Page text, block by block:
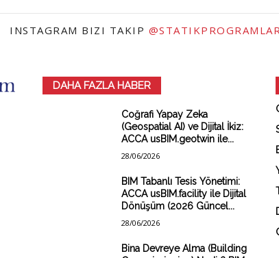
INSTAGRAM BIZI TAKIP
DAHA FAZLA HABER
Coğrafi Yapay Zeka
(Geospatial AI) ve Dijital İkiz:
ACCA usBIM.geotwin ile...
28/06/2026
BIM Tabanlı Tesis Yönetimi:
ACCA usBIM.facility ile Dijital
Dönüşüm (2026 Güncel...
28/06/2026
Bina Devreye Alma (Building